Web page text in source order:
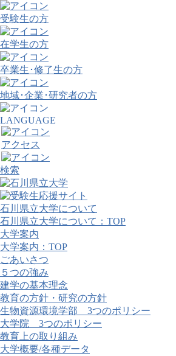
受験生の方
在学生の方
卒業生･修了生の方
地域･企業･研究者の方
LANGUAGE
アクセス
検索
石川県立大学について
石川県立大学について：TOP
大学案内
大学案内：TOP
ごあいさつ
５つの強み
建学の基本理念
教育の方針・研究の方針
生物資源環境学部 3つのポリシー
大学院 3つのポリシー
教育上の取り組み
大学概要/各種データ